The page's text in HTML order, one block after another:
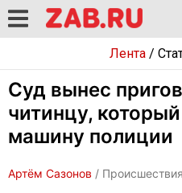
Лента/
Суд вынес
читинцу,
машину полиции
Артём Сазонов /